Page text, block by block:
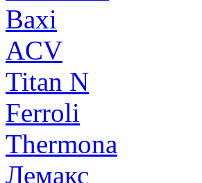
Baxi
ACV
Titan N
Ferroli
Thermona
Лемакс